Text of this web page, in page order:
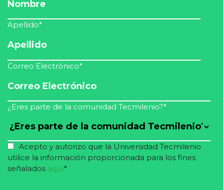
Apellido*
Correo Electrónico*
¿Eres parte de la comunidad Tecmilenio?*
Acepto y autorizo que la Universidad Tecmilenio
utilice la información proporcionada para los fines
señalados aquí*